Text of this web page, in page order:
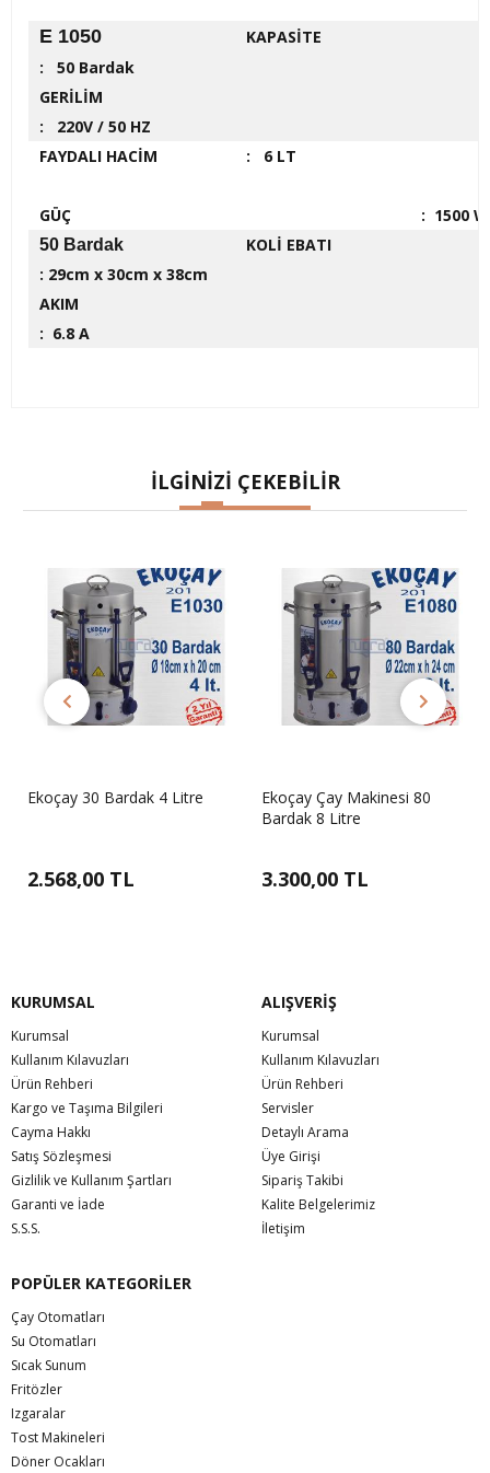
E 1050
KAPASİTE
: 50 Bardak
GERİLİM
: 220V / 50 HZ
FAYDALI HACİM
: 6 LT
GÜÇ : 1500 W
50 Bardak
KOLİ EBATI
: 29cm x 30cm x 38cm
AKIM
: 6.8 A
İLGİNİZİ ÇEKEBİLİR
Ekoçay 30 Bardak 4 Litre
2.568,00 TL
Ekoçay Çay Makinesi 80
Bardak 8 Litre
3.300,00 TL
KURUMSAL
Kurumsal
Kullanım Kılavuzları
Ürün Rehberi
Kargo ve Taşıma Bilgileri
Cayma Hakkı
Satış Sözleşmesi
Gizlilik ve Kullanım Şartları
Garanti ve İade
S.S.S.
ALIŞVERİŞ
Kurumsal
Kullanım Kılavuzları
Ürün Rehberi
Servisler
Detaylı Arama
Üye Girişi
Sipariş Takibi
Kalite Belgelerimiz
İletişim
POPÜLER KATEGORİLER
Çay Otomatları
Su Otomatları
Sıcak Sunum
Fritözler
Izgaralar
Tost Makineleri
Döner Ocakları